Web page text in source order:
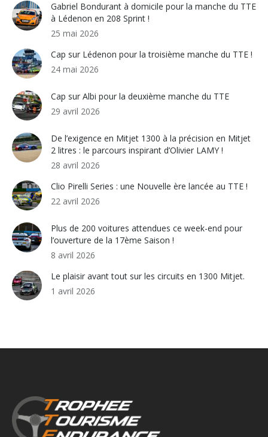
Gabriel Bondurant à domicile pour la manche du TTE
à Lédenon en 208 Sprint !
25 mai 2026
Cap sur Lédenon pour la troisième manche du TTE !
24 mai 2026
Cap sur Albi pour la deuxième manche du TTE
29 avril 2026
De l’exigence en Mitjet 1300 à la précision en Mitjet
2 litres : le parcours inspirant d’Olivier LAMY !
28 avril 2026
Clio Pirelli Series : une Nouvelle ère lancée au TTE !
22 avril 2026
Plus de 200 voitures attendues ce week-end pour
l’ouverture de la 17ème Saison !
8 avril 2026
Le plaisir avant tout sur les circuits en 1300 Mitjet.
1 avril 2026